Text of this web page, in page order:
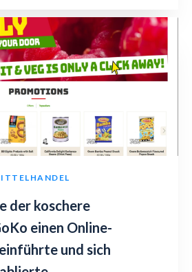
der koschere
einen Online-
und sich